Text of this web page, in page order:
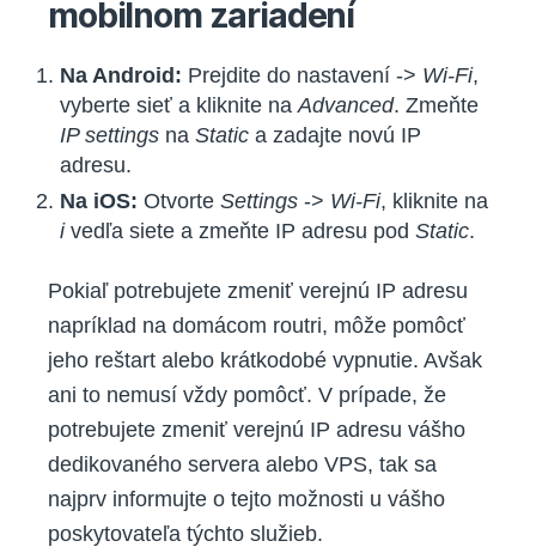
mobilnom zariadení
Na Android: Prejdite do nastavení -> Wi-Fi,
vyberte sieť a kliknite naAdvanced. Zmeňte
IP settings na Static a zadajte novú IP
adresu.
Na iOS: Otvorte Settings -> Wi-Fi, kliknite na
ivedľa siete a zmeňte IP adresu pod Static.
Pokiaľ potrebujete zmeniť verejnú IP adresu
napríklad na domácom routri, môže pomôcť
jeho reštart alebo krátkodobé vypnutie. Avšak
ani to nemusí vždy pomôcť. V prípade, že
potrebujete zmeniť verejnú IP adresu vášho
dedikovaného servera alebo VPS, tak sa
najprv informujte o tejto možnosti u vášho
poskytovateľa týchto služieb.